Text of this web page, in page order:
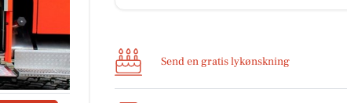
Send en gratis lykønskning